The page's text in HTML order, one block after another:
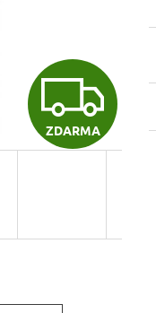
Z
D
A
ZDARMA
MEXICANA SIL25